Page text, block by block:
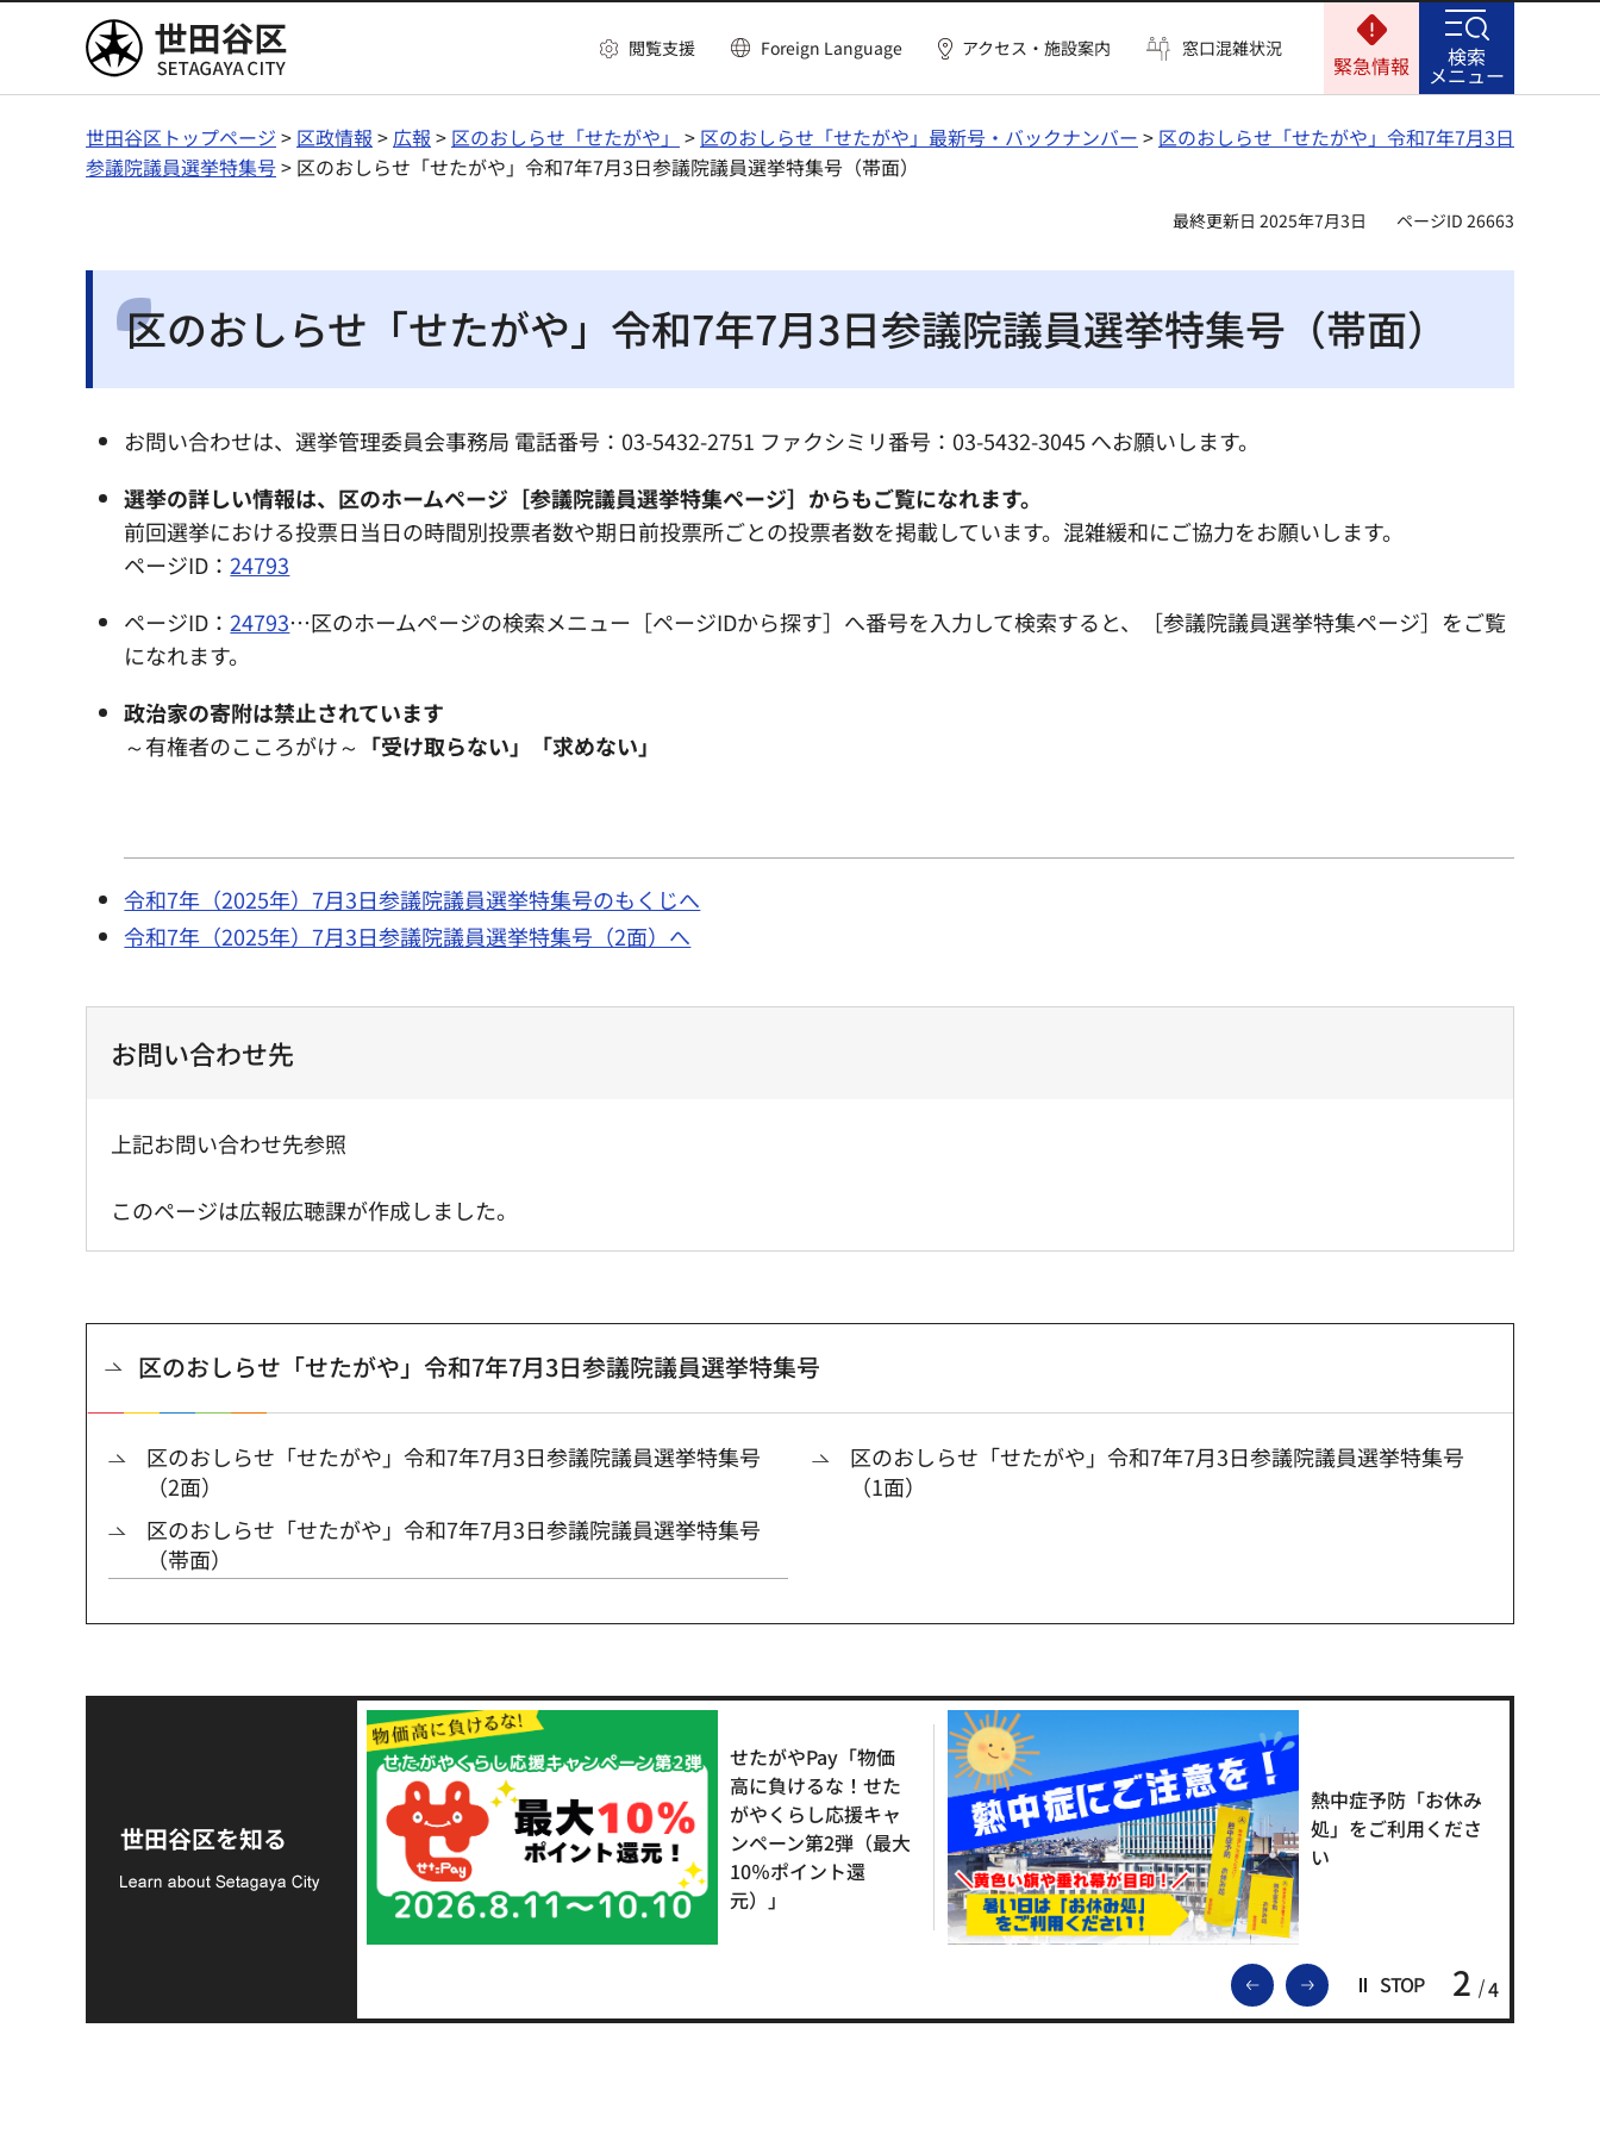
世田谷区 閲覧支援 Foreign Language アクセス・施設案内 窓口混雑状況
緊急情報 検索
メニュー
世田谷区トップページ > 区政情報 > 広報 > 区のおしらせ「せたがや」 > 区のおしらせ「せたがや」最新号・バックナンバー > 区のおしらせ「せたがや」令和7年7月3日
参議院議員選挙特集号> 区のおしらせ「せたがや」令和7年7月3日参議院議員選挙特集号（帯面）
最終更新日 2025年7月3日 ページID 26663
区のおしらせ「せたがや」令和7年7月3日参議院議員選挙特集号（帯面）
お問い合わせは、選挙管理委員会事務局 電話番号：03-5432-2751 ファクシミリ番号：03-5432-3045 へお願いします。
選挙の詳しい情報は、区のホームページ［参議院議員選挙特集ページ］からもご覧になれます。
前回選挙における投票日当日の時間別投票者数や期日前投票所ごとの投票者数を掲載しています。混雑緩和にご協力をお願いします。
ページID： 24793
ページID： 24793…区のホームページの検索メニュー［ページIDから探す］へ番号を入力して検索すると、［参議院議員選挙特集ページ］をご覧
になれます。
政治家の寄附は禁止されています
～有権者のこころがけ～ 「受け取らない」「求めない」
令和7年（2025年）7月3日参議院議員選挙特集号のもくじへ
令和7年（2025年）7月3日参議院議員選挙特集号（2面）へ
お問い合わせ先
上記お問い合わせ先参照
このページは広報広聴課が作成しました。
区のおしらせ「せたがや」令和7年7月3日参議院議員選挙特集号
区のおしらせ「せたがや」令和7年7月3日参議院議員選挙特集号
（2面）
区のおしらせ「せたがや」令和7年7月3日参議院議員選挙特集号
（1面）
区のおしらせ「せたがや」令和7年7月3日参議院議員選挙特集号
（帯面）
世田谷区を知る
前のスライドを表示
次のスライドを表示
STOP 2 4
支援金の募集につい
て
せたがやPay「物価
高に負けるな！せた
がやくらし応援キャ
ンペーン第2弾（最大
10％ポイント還
元）」
熱中症予防「お休み
処」をご利用くださ
い